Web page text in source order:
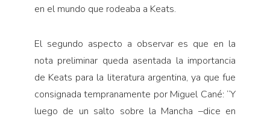
en el mundo que rodeaba a Keats.
El segundo aspecto a observar es que en la
nota preliminar queda asentada la importancia
de Keats para la literatura argentina, ya que fue
consignada tempranamente por Miguel Cané: “Y
luego de un salto sobre la Mancha –dice en